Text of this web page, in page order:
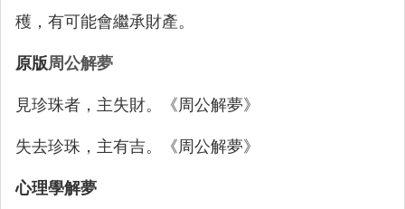
穫，有可能會繼承財產。
原版周公解夢
見珍珠者，主失財。《周公解夢》
失去珍珠，主有吉。《周公解夢》
心理學解夢